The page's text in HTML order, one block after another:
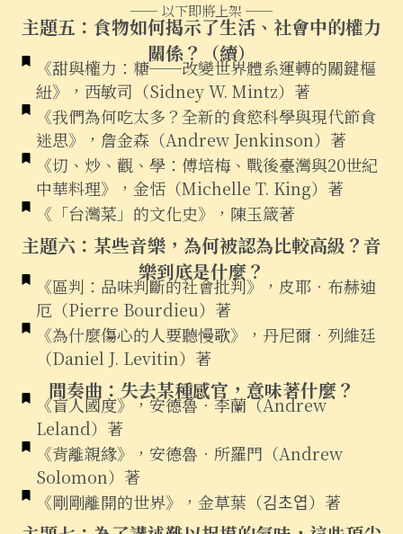
── 以下即將上架 ──
主題五：食物如何揭示了生活、社會中的權力
關係？（續）
《甜與權力：糖──改變世界體系運轉的關鍵樞
紐》，西敏司（Sidney W. Mintz）著
《我們為何吃太多？全新的食慾科學與現代節食
迷思》，詹金森（Andrew Jenkinson）著
《切、炒、觀、學：傅培梅、戰後臺灣與20世紀
中華料理》，金恬（Michelle T. King）著
《「台灣菜」的文化史》，陳玉箴著
主題六：某些音樂，為何被認為比較高級？音
樂到底是什麼？
《區判：品味判斷的社會批判》，皮耶．布赫迪
厄（Pierre Bourdieu）著
《為什麼傷心的人要聽慢歌》，丹尼爾．列維廷
（Daniel J. Levitin）著
間奏曲：失去某種感官，意味著什麼？
《盲人國度》，安德魯．李蘭（Andrew
Leland）著
《背離親緣》，安德魯．所羅門（Andrew
Solomon）著
《剛剛離開的世界》，金草葉（김초엽）著